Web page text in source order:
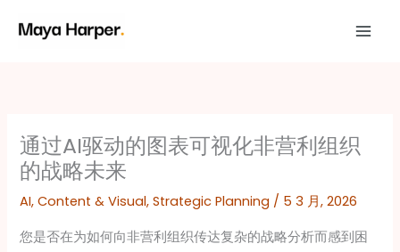
通过AI驱动的图表可视化非营利组织
的战略未来
AI,Content & Visual,Strategic Planning / 5 3 月, 2026
您是否在为如何向非营利组织传达复杂的战略分析而感到困